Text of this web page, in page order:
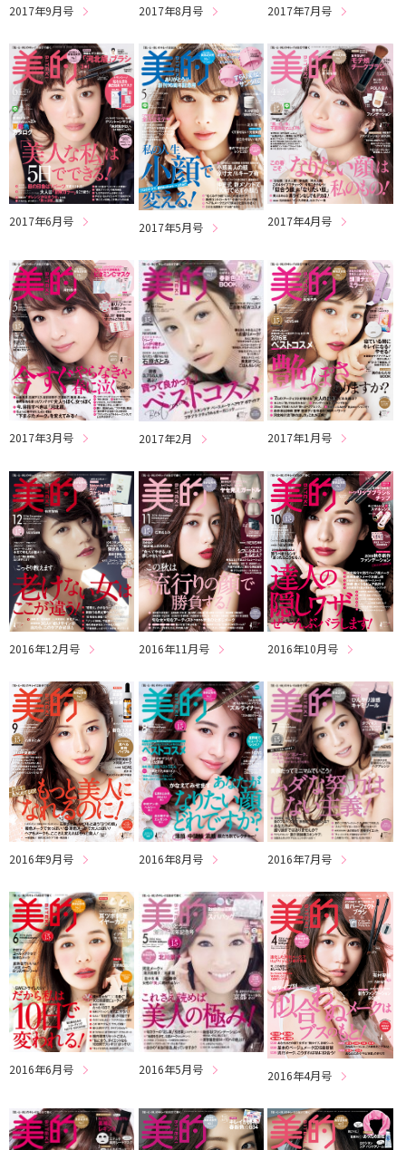
2017年9月号 2017年8月号 2017年7月号
2017年6月号 2017年5月号 2017年4月号
2017年3月号 2017年2月 2017年1月号
2016年12月号 2016年11月号 2016年10月号
2016年9月号 2016年8月号 2016年7月号
2016年6月号 2016年5月号 2016年4月号